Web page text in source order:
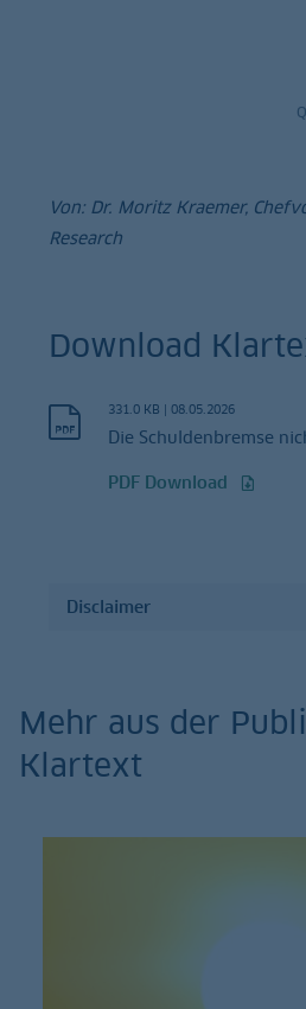
Von: Dr. Moritz Kraemer,
Research
Download
331.0 KB | 08.05.2026
Die Schuldenbremse
PDF Download
Disclaimer
Mehr aus der
Klartext